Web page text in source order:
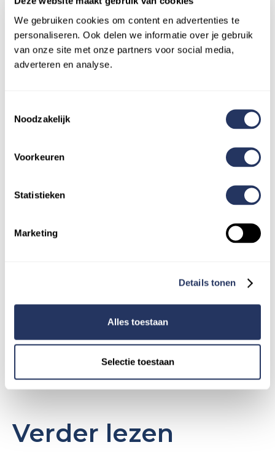
We gebruiken cookies om content en advertenties te
personaliseren. Ook delen we informatie over je gebruik
van onze site met onze partners voor social media,
adverteren en analyse.
Noodzakelijk
Voorkeuren
Statistieken
Marketing
Details tonen
Alles toestaan
Selectie toestaan
Zet jouw to-do-lijst
op: gedaan
energie over voor wat écht belangrijk is.Vind
de juiste hulp voor elke klus.
Verder lezen